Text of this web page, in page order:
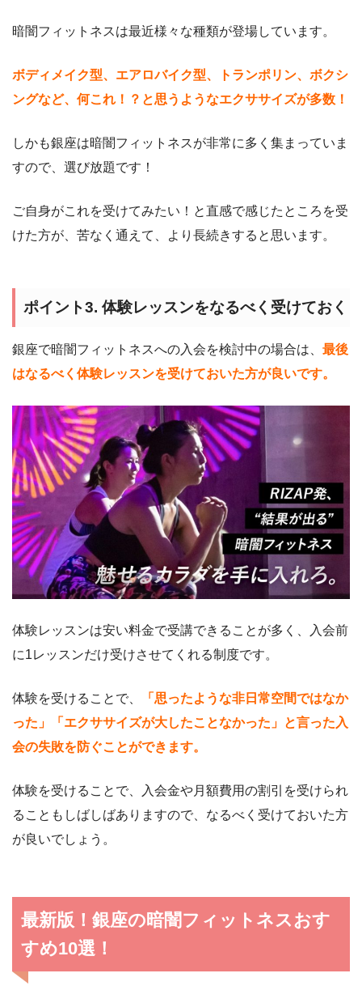
暗闇フィットネスは最近様々な種類が登場しています。
ボディメイク型、エアロバイク型、トランポリン、ボクシ
ングなど、何これ！？と思うようなエクササイズが多数！
しかも銀座は暗闇フィットネスが非常に多く集まっていま
すので、選び放題です！
ご自身がこれを受けてみたい！と直感で感じたところを受
けた方が、苦なく通えて、より長続きすると思います。
ポイント3. 体験レッスンをなるべく受けておく
銀座で暗闇フィットネスへの入会を検討中の場合は、 最後
はなるべく体験レッスンを受けておいた方が良いです。
体験レッスンは安い料金で受講できることが多く、入会前
に1レッスンだけ受けさせてくれる制度です。
体験を受けることで、
「思ったような非日常空間ではなか
った」「エクササイズが大したことなかった」と言った入
会の失敗を防ぐことができます。
体験を受けることで、入会金や月額費用の割引を受けられ
ることもしばしばありますので、なるべく受けておいた方
が良いでしょう。
最新版！銀座の暗闇フィットネスおす
すめ10選！